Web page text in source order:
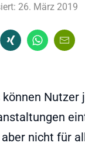
26. März 2019
können Nutzer
nicht für